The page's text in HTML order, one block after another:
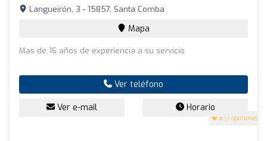
5 (1 opiniones)
Langueirón, 3 - 15857, Santa Comba
Mapa
Mas de 16 años de experiencia a su servicio
Ver teléfono
Ver e-mail Horario